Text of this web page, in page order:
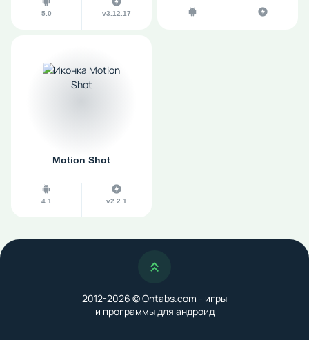
5.0 v3.12.17
Motion Shot
4.1 v2.2.1
Наверх
2012-2026 © Ontabs.com - игры
и программы для андроид